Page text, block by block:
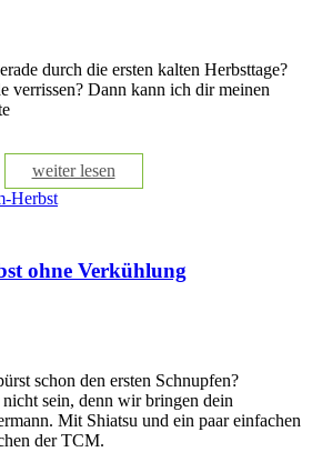
durch die ersten kalten Herbsttage?
verrissen? Dann kann ich dir meinen
weiter lesen
ohne Verkühlung
schon den ersten Schnupfen?
sein, denn wir bringen dein
Mit Shiatsu und ein paar einfachen
der TCM.